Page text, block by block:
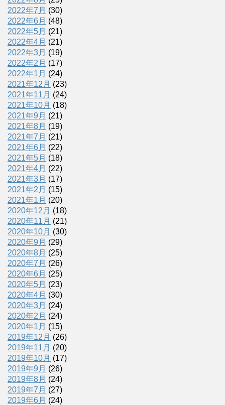
2022年7月 (30)
2022年6月 (48)
2022年5月 (21)
2022年4月 (21)
2022年3月 (19)
2022年2月 (17)
2022年1月 (24)
2021年12月 (23)
2021年11月 (24)
2021年10月 (18)
2021年9月 (21)
2021年8月 (19)
2021年7月 (21)
2021年6月 (22)
2021年5月 (18)
2021年4月 (22)
2021年3月 (17)
2021年2月 (15)
2021年1月 (20)
2020年12月 (18)
2020年11月 (21)
2020年10月 (30)
2020年9月 (29)
2020年8月 (25)
2020年7月 (26)
2020年6月 (25)
2020年5月 (23)
2020年4月 (30)
2020年3月 (24)
2020年2月 (24)
2020年1月 (15)
2019年12月 (26)
2019年11月 (20)
2019年10月 (17)
2019年9月 (26)
2019年8月 (24)
2019年7月 (27)
2019年6月 (24)